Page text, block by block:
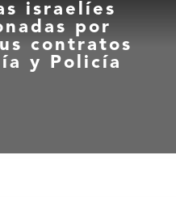
israelíes
por
contratos
y Policía